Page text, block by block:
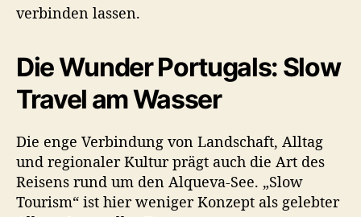
verbinden lassen.
Die Wunder Portugals: Slow
Travel am Wasser
Die enge Verbindung von Landschaft, Alltag
und regionaler Kultur prägt auch die Art des
Reisens rund um den Alqueva-See. „Slow
Tourism“ ist hier weniger Konzept als gelebter